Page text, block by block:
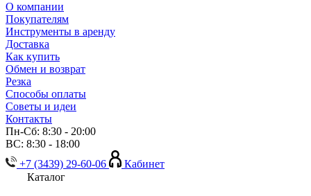
О компании
Покупателям
Инструменты в аренду
Доставка
Как купить
Обмен и возврат
Резка
Способы оплаты
Советы и идеи
Контакты
Пн-Сб: 8:30 - 20:00
ВС: 8:30 - 18:00
+7 (3439) 29-60-06
Кабинет
Каталог